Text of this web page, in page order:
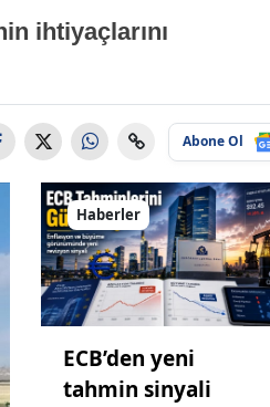
ihtiyaçlarını
Abone Ol
Haberler
ECB’den yeni
tahmin sinyali